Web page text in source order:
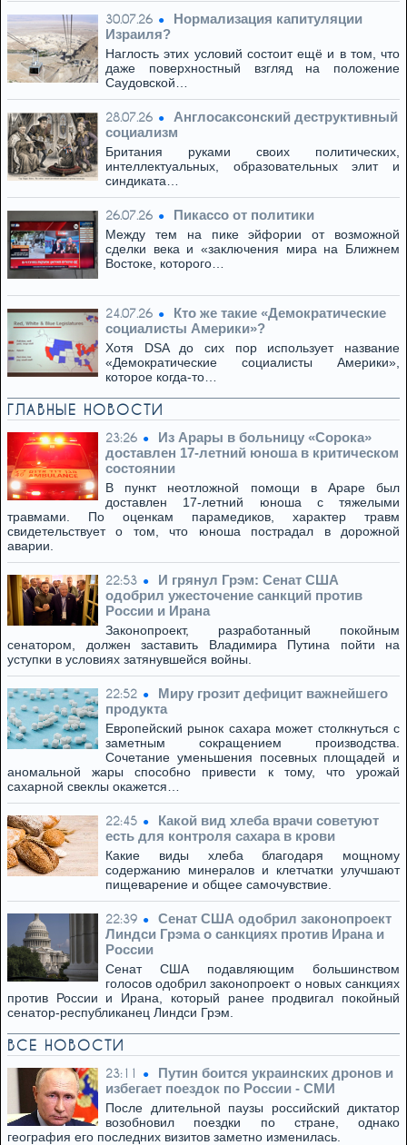
30.07.26
Нормализация капитуляции
Израиля?
Наглость этих условий состоит ещё и в том, что
даже поверхностный взгляд на положение
Саудовской…
28.07.26
Англосаксонский деструктивный
социализм
Британия руками своих политических,
интеллектуальных, образовательных элит и
синдиката…
26.07.26 Пикассо от политики
Между тем на пике эйфории от возможной
сделки века и «заключения мира на Ближнем
Востоке, которого…
24.07.26
Кто же такие «Демократические
социалисты Америки»?
Хотя DSA до сих пор использует название
«Демократические социалисты Америки»,
которое когда-то…
ГЛАВНЫЕ НОВОСТИ
23:26
Из Арары в больницу «Сорока»
доставлен 17-летний юноша в критическом
состоянии
В пункт неотложной помощи в Араре был
доставлен 17-летний юноша с тяжелыми
травмами. По оценкам парамедиков, характер травм
свидетельствует о том, что юноша пострадал в дорожной
аварии.
22:53
И грянул Грэм: Сенат США
одобрил ужесточение санкций против
России и Ирана
Законопроект, разработанный покойным
сенатором, должен заставить Владимира Путина пойти на
уступки в условиях затянувшейся войны.
22:52
Миру грозит дефицит важнейшего
продукта
Европейский рынок сахара может столкнуться с
заметным сокращением производства.
Сочетание уменьшения посевных площадей и
аномальной жары способно привести к тому, что урожай
сахарной свеклы окажется…
22:45
Какой вид хлеба врачи советуют
есть для контроля сахара в крови
Какие виды хлеба благодаря мощному
содержанию минералов и клетчатки улучшают
пищеварение и общее самочувствие.
22:39
Сенат США одобрил законопроект
Линдси Грэма о санкциях против Ирана и
России
Сенат США подавляющим большинством
голосов одобрил законопроект о новых санкциях
против России и Ирана, который ранее продвигал покойный
сенатор-республиканец Линдси Грэм.
ВСЕ НОВОСТИ
23:11
Путин боится украинских дронов и
избегает поездок по России - СМИ
После длительной паузы российский диктатор
возобновил поездки по стране, однако
география его последних визитов заметно изменилась.